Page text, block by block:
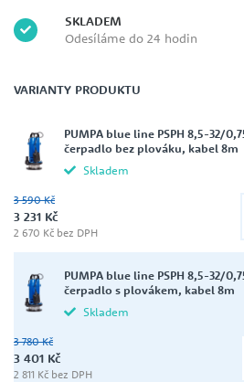
SKLADEM
Odesíláme do 24 hodin
VARIANTY PRODUKTU
PUMPA blue line PSPH 8,5-32/
čerpadlo bez plováku, kabel 8m
Skladem
3 590 Kč
3 231 Kč
2 670 Kč bez DPH
PUMPA blue line PSPH 8,5-32/
čerpadlo s plovákem, kabel 8m
Skladem
3 780 Kč
3 401 Kč
2 811 Kč bez DPH